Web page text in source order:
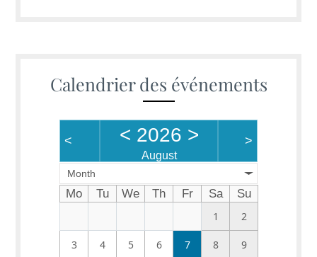
Calendrier des événements
< < 2026 >
August
>
Month
Mo Tu We Th Fr Sa
Su
1
2
3 4 5 6 7 8 9